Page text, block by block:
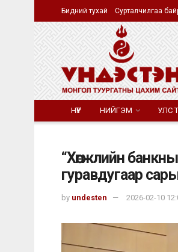
Бидний тухай Сурталчилгаа
НҮҮР НИЙГЭМ УЛС
“Хөгжлийн
гуравдугаар
by undesten 2026-02-10